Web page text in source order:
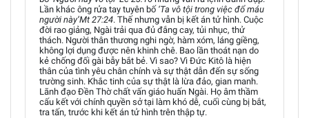
Lần khác ông rửa tay tuyên bố ‘Ta vô tội trong việc đổ máu
người này’Mt 27:24. Thế nhưng vẫn bị kết án tử hình. Cuộc
đời rao giảng, Ngài trải qua đủ đắng cay, tủi nhục, thử
thách. Người thân thương nghi ngờ, hàm xóm, láng giềng,
không lợi dụng được nên khinh chê. Bao lần thoát nạn do
kẻ chống đối gài bẫy bắt bẻ. Vì sao? Vì Đức Kitô là hiện
thân của tình yêu chân chính và sự thật dẫn đến sự sống
trường sinh. Khắc tinh của sự thật là lừa đảo, gian manh.
Lãnh đạo Đền Thờ chất vấn giáo huấn Ngài. Họ âm thầm
cấu kết với chính quyền sở tại làm khó dễ, cuối cùng bị bắt,
tra tấn, trước khi kết án tử hình trên thập tự.